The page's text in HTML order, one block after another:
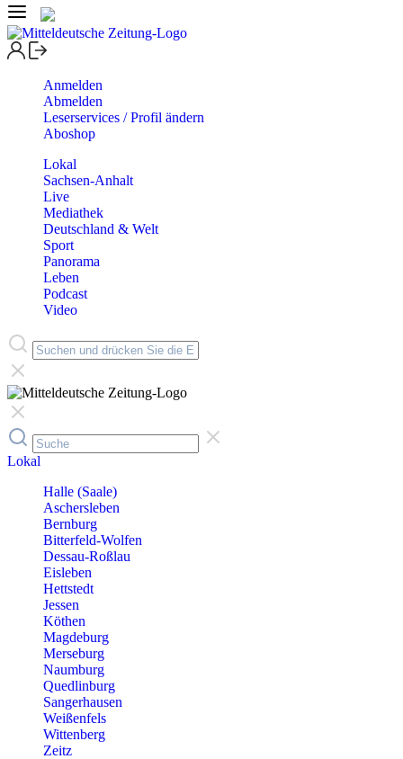
Anmelden
Abmelden
Leserservices / Profil ändern
Aboshop
Lokal
Sachsen-Anhalt
Live
Mediathek
Deutschland & Welt
Sport
Panorama
Leben
Podcast
Video
Lokal
Halle (Saale)
Aschersleben
Bernburg
Bitterfeld-Wolfen
Dessau-Roßlau
Eisleben
Hettstedt
Jessen
Köthen
Magdeburg
Merseburg
Naumburg
Quedlinburg
Sangerhausen
Weißenfels
Wittenberg
Zeitz